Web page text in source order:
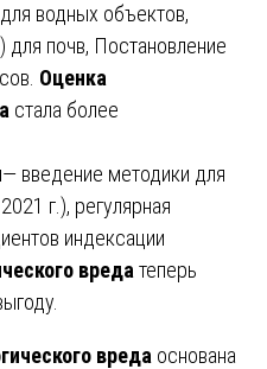
водных объектов,
почв, Постановление
Оценка
стала более
— введение методики для
г.), регулярная
индексации
вреда теперь
вреда основана